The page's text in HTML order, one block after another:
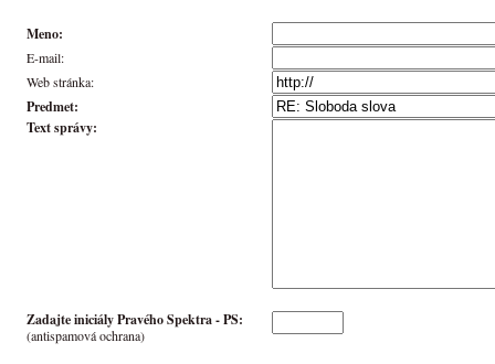
Meno:
E-mail:
Web stránka:
Predmet:
Text správy:
Zadajte iniciály Pravého Spektra -PS:
(antispamová ochrana)